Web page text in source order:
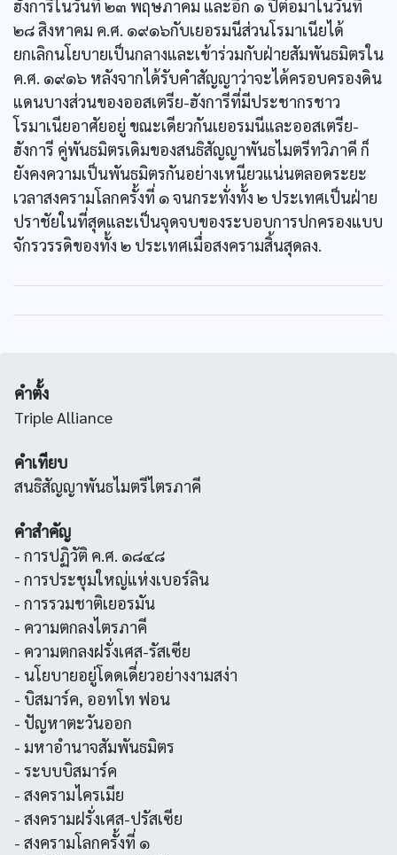
ฮังการีในวันที่ ๒๓ พฤษภาคม และอีก ๑ ปีต่อมาในวันที่
๒๘ สิงหาคม ค.ศ. ๑๙๑๖กับเยอรมนีส่วนโรมาเนียได้
ยกเลิกนโยบายเป็นกลางและเข้าร่วมกับฝ่ายสัมพันธมิตรใน
ค.ศ. ๑๙๑๖ หลังจากได้รับคำสัญญาว่าจะได้ครอบครองดิน
แดนบางส่วนของออสเตรีย-ฮังการีที่มีประชากรชาว
โรมาเนียอาศัยอยู่ ขณะเดียวกันเยอรมนีและออสเตรีย-
ฮังการี คู่พันธมิตรเดิมของสนธิสัญญาพันธไมตรีทวิภาคี ก็
ยังคงความเป็นพันธมิตรกันอย่างเหนียวแน่นตลอดระยะ
เวลาสงครามโลกครั้งที่ ๑ จนกระทั่งทั้ง ๒ ประเทศเป็นฝ่าย
ปราชัยในที่สุดและเป็นจุดจบของระบอบการปกครองแบบ
จักรวรรดิของทั้ง ๒ ประเทศเมื่อสงครามสิ้นสุดลง.
คำตั้ง
Triple Alliance
คำเทียบ
สนธิสัญญาพันธไมตรีไตรภาคี
คำสำคัญ
- การปฏิวัติ ค.ศ. ๑๘๔๘
- การประชุมใหญ่แห่งเบอร์ลิน
- การรวมชาติเยอรมัน
- ความตกลงไตรภาคี
- ความตกลงฝรั่งเศส-รัสเซีย
- นโยบายอยู่โดดเดี่ยวอย่างงามสง่า
- บิสมาร์ค, ออทโท ฟอน
- ปัญหาตะวันออก
- มหาอำนาจสัมพันธมิตร
- ระบบบิสมาร์ค
- สงครามไครเมีย
- สงครามฝรั่งเศส-ปรัสเซีย
- สงครามโลกครั้งที่ ๑